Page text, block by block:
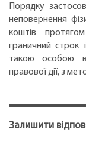
Порядку
неповернення
коштів
граничний строк
такою особою
правової дії, з
Залишити